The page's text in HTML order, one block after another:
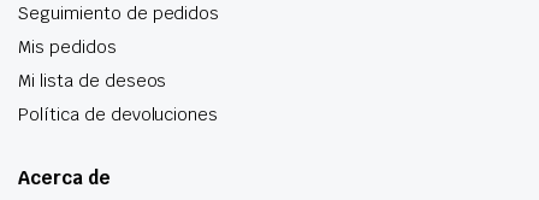
Seguimiento de pedidos
Mis pedidos
Mi lista de deseos
Política de devoluciones
Acerca de